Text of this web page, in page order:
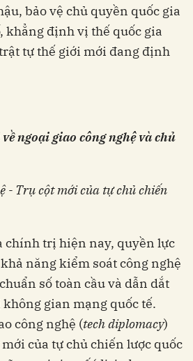
bảo vệ chủ quyền quốc gia
khẳng định vị thế quốc gia
tự thế giới mới đang định
ngoại giao công nghệ và chủ
- Trụ cột mới của tự chủ chiến
chính trị hiện nay, quyền lực
năng kiểm soát công nghệ
số toàn cầu và dẫn dắt
gian mạng quốc tế.
công nghệ (tech diplomacy)
của tự chủ chiến lược quốc